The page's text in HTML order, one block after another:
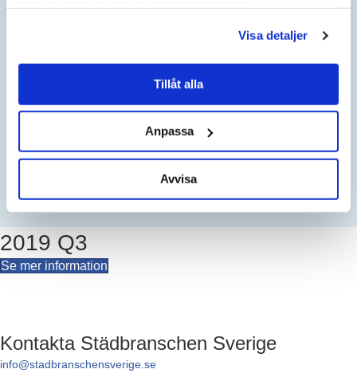
Visa detaljer
Tillåt alla
Anpassa
Avvisa
HÄR KAN DU BERÄKNA
PRISFÖRÄNDRING I DITT AVTAL
ANGE NUVARANDE AVTALSBELOPP:
SEK
ÄNDRINGSPROCENT ENLIGT AVTAL:
2019 Q3
Se mer information
Kontakta Städbranschen Sverige
info@stadbranschensverige.se